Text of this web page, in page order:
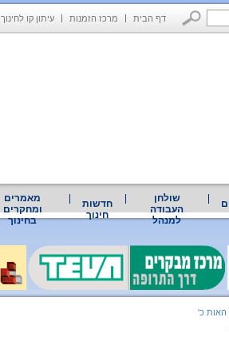
דף הבית מרכז הזמנות עיתון קו לחינוך
שולחן
העבודה
למנהל
חדשות
חינוך
מאמרים
ומחקרים
בחינוך
האות כ'